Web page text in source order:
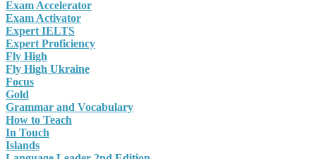
Exam Accelerator
Exam Activator
Expert IELTS
Expert Proficiency
Fly High
Fly High Ukraine
Focus
Gold
Grammar and Vocabulary
How to Teach
In Touch
Islands